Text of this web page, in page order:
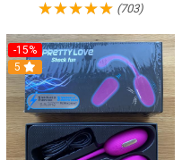
(703)
-15%
5